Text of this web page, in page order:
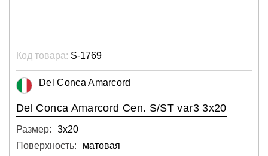
Код товара: S-1769
Del Conca Amarcord
Del Conca Amarcord Cen. S/ST var3 3x20
Размер:
3х20
Поверхность:
матовая